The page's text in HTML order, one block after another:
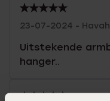
23-07-2024 -
Uitstekende
hanger..